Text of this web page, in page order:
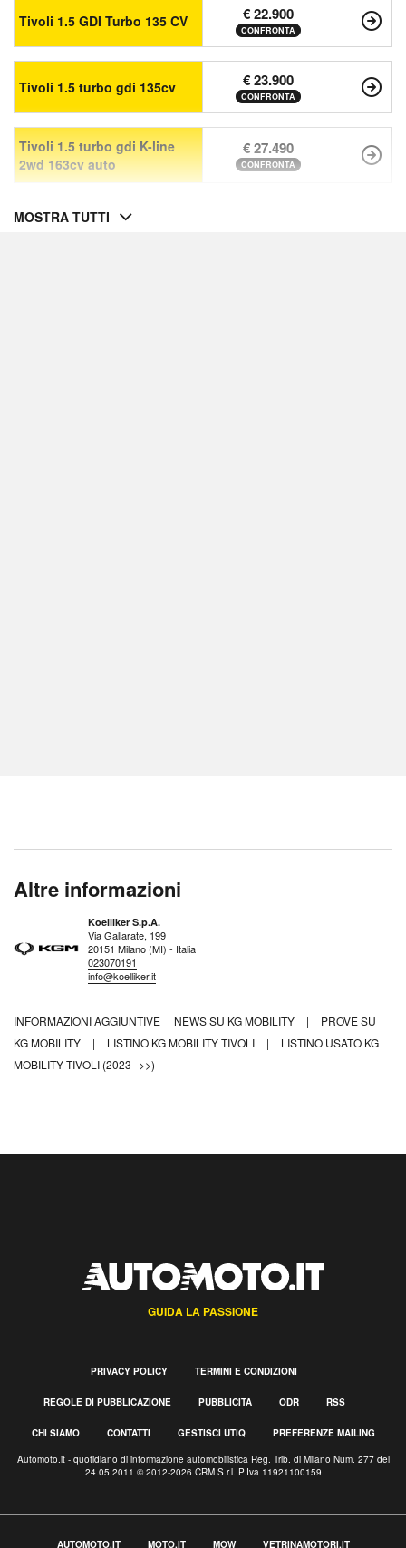
Tivoli 1.5 GDI Turbo 135 CV € 22.900
CONFRONTA
Tivoli 1.5 turbo gdi 135cv € 23.900
CONFRONTA
Tivoli 1.5 turbo gdi K-line
2wd 163cv auto
€ 27.490
CONFRONTA
MOSTRA TUTTI
Altre informazioni
Koelliker S.p.A.
Via Gallarate, 199
20151 Milano (MI) - Italia
023070191
info@koelliker.it
INFORMAZIONI AGGIUNTIVE NEWS SU KG MOBILITY |
PROVE SU
KG MOBILITY
| LISTINO KG MOBILITY TIVOLI |
LISTINO USATO KG
MOBILITY TIVOLI (2023-->>)
GUIDA LA PASSIONE
PRIVACY POLICY TERMINI E CONDIZIONI
REGOLE DI PUBBLICAZIONE PUBBLICITÀ ODR RSS
CHI SIAMO CONTATTI GESTISCI UTIQ PREFERENZE MAILING
Automoto.it - quotidiano di informazione automobilistica Reg. Trib. di Milano Num. 277 del
24.05.2011 © 2012-2026 CRM S.r.l. P.Iva 11921100159
AUTOMOTO.IT MOTO.IT MOW VETRINAMOTORI.IT